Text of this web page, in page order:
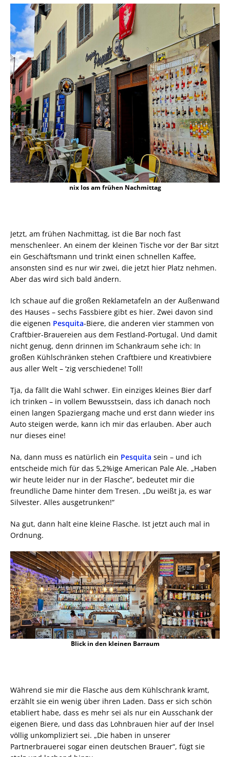
nix los am frühen Nachmittag
Jetzt, am frühen Nachmittag, ist die Bar noch fast
menschenleer. An einem der kleinen Tische vor der Bar sitzt
ein Geschäftsmann und trinkt einen schnellen Kaffee,
ansonsten sind es nur wir zwei, die jetzt hier Platz nehmen.
Aber das wird sich bald ändern.
Ich schaue auf die großen Reklametafeln an der Außenwand
des Hauses – sechs Fassbiere gibt es hier. Zwei davon sind
die eigenen Pesquita-Biere, die anderen vier stammen von
Craftbier-Brauereien aus dem Festland-Portugal. Und damit
nicht genug, denn drinnen im Schankraum sehe ich: In
großen Kühlschränken stehen Craftbiere und Kreativbiere
aus aller Welt – ‘zig verschiedene! Toll!
Tja, da fällt die Wahl schwer. Ein einziges kleines Bier darf
ich trinken – in vollem Bewusstsein, dass ich danach noch
einen langen Spaziergang mache und erst dann wieder ins
Auto steigen werde, kann ich mir das erlauben. Aber auch
nur dieses eine!
Na, dann muss es natürlich ein Pesquita sein – und ich
entscheide mich für das 5,2%ige American Pale Ale. „Haben
wir heute leider nur in der Flasche“, bedeutet mir die
freundliche Dame hinter dem Tresen. „Du weißt ja, es war
Silvester. Alles ausgetrunken!“
Na gut, dann halt eine kleine Flasche. Ist jetzt auch mal in
Ordnung.
Blick in den kleinen Barraum
Während sie mir die Flasche aus dem Kühlschrank kramt,
erzählt sie ein wenig über ihren Laden. Dass er sich schön
etabliert habe, dass es mehr sei als nur ein Ausschank der
eigenen Biere, und dass das Lohnbrauen hier auf der Insel
völlig unkompliziert sei. „Die haben in unserer
Partnerbrauerei sogar einen deutschen Brauer“, fügt sie